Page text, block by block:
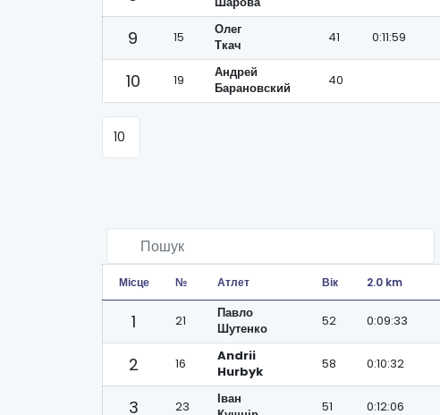
9
15
Олег
Ткач
41 0:11:59
10
19
Андрей
Барановский
40
Місце № Атлет Вік 2.0 km
1 21
Павло
Шутенко
52 0:09:33
2
16
Andrii
Hurbyk
58 0:10:32
3
23
Іван
51 0:12:06